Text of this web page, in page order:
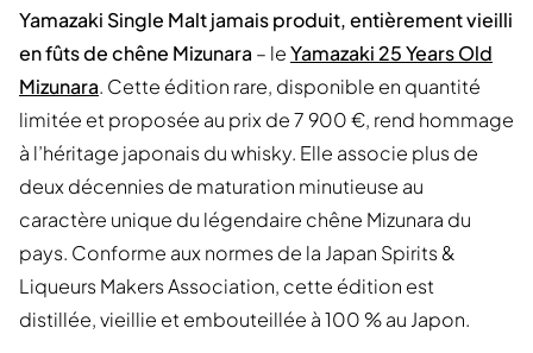
Yamazaki Single Malt jamais produit, entièrement vieilli
en fûts de chêne Mizunara – leYamazaki 25 Years Old
Mizunara. Cette édition rare, disponible en quantité
limitée et proposée au prix de 7 900 €, rend hommage
à l’héritage japonais du whisky. Elle associe plus de
deux décennies de maturation minutieuse au
caractère unique du légendaire chêne Mizunara du
pays. Conforme aux normes de la Japan Spirits &
Liqueurs Makers Association, cette édition est
distillée, vieillie et embouteillée à 100 % au Japon.